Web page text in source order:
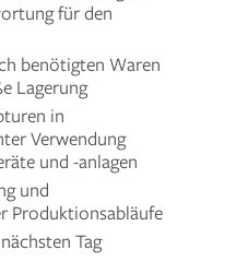
für den
benötigten Waren
Lagerung
in
Verwendung
und -anlagen
und
Produktionsabläufe
Tag